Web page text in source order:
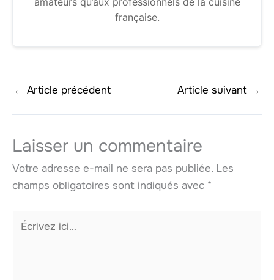
française.
← Article précédent Article suivant →
Laisser un commentaire
Votre adresse e-mail ne sera pas publiée. Les
champs obligatoires sont indiqués avec *
Écrivez